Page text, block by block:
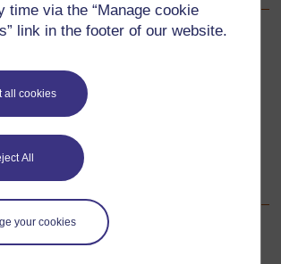
time via the “Manage cookie
link in the footer of our website.
all cookies
All
your cookies
3: Aliments locaux
Suivant
Suivant
à partager et à mettre en partage